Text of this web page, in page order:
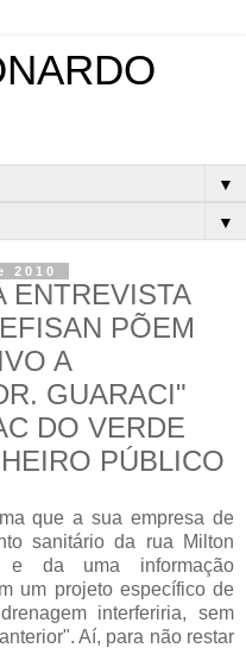
▼
▼
2010
ENTREVISTA
PÕEM
A
GUARACI"
DO VERDE
PÚBLICO
que a sua empresa de
sanitário da rua Milton
da uma informação
um projeto específico de
interferiria, sem
Aí, para não restar